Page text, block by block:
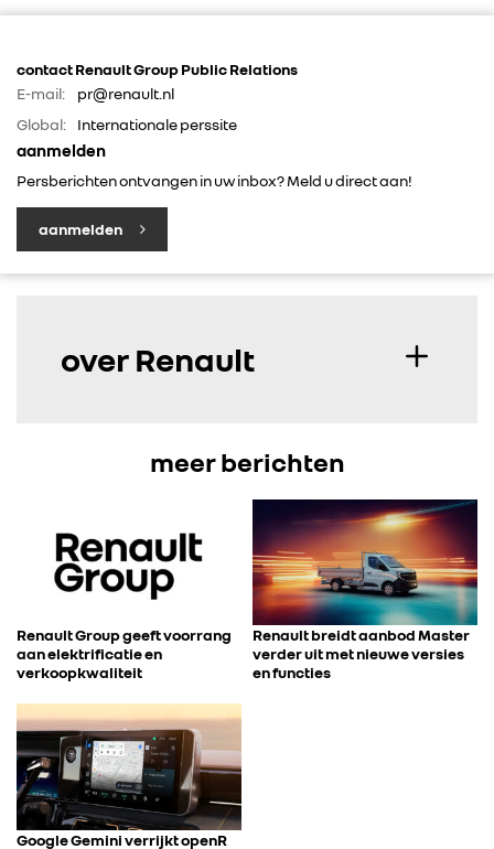
contact Renault Group Public Relations
E-mail:
pr@renault.nl
Global:
Internationale perssite
aanmelden
Persberichten ontvangen in uw inbox? Meld u direct aan!
aanmelden
over Renault
meer berichten
Renault Group geeft voorrang
aan elektrificatie en
verkoopkwaliteit
Renault breidt aanbod Master
verder uit met nieuwe versies
en functies
Google Gemini verrijkt openR